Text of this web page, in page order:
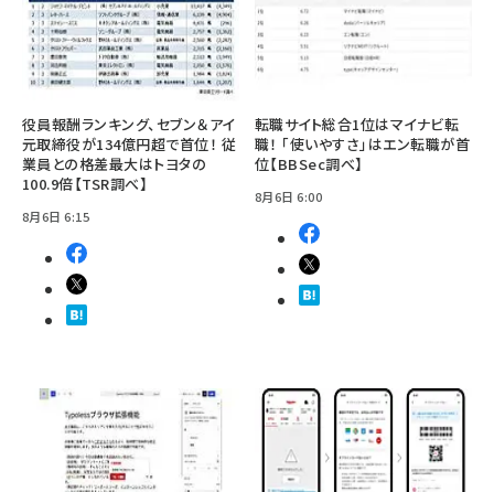
役員報酬ランキング、セブン＆アイ
元取締役が134億円超で首位！ 従
業員との格差最大はトヨタの
100.9倍【TSR調べ】
8月6日 6:15
転職サイト総合1位はマイナビ転
職！ 「使いやすさ」はエン転職が首
位【BBSec調べ】
8月6日 6:00